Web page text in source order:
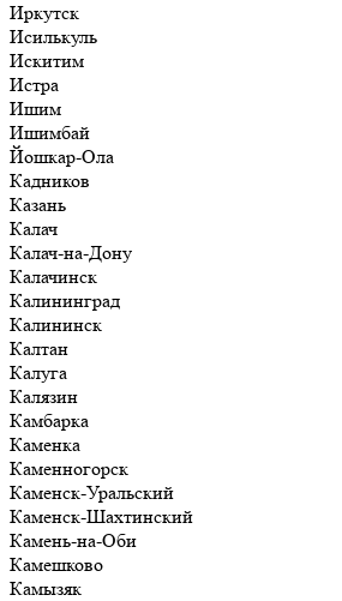
Иркутск
Исилькуль
Искитим
Истра
Ишим
Ишимбай
Йошкар-Ола
Кадников
Казань
Калач
Калач-на-Дону
Калачинск
Калининград
Калининск
Калтан
Калуга
Калязин
Камбарка
Каменка
Каменногорск
Каменск-Уральский
Каменск-Шахтинский
Камень-на-Оби
Камешково
Камызяк